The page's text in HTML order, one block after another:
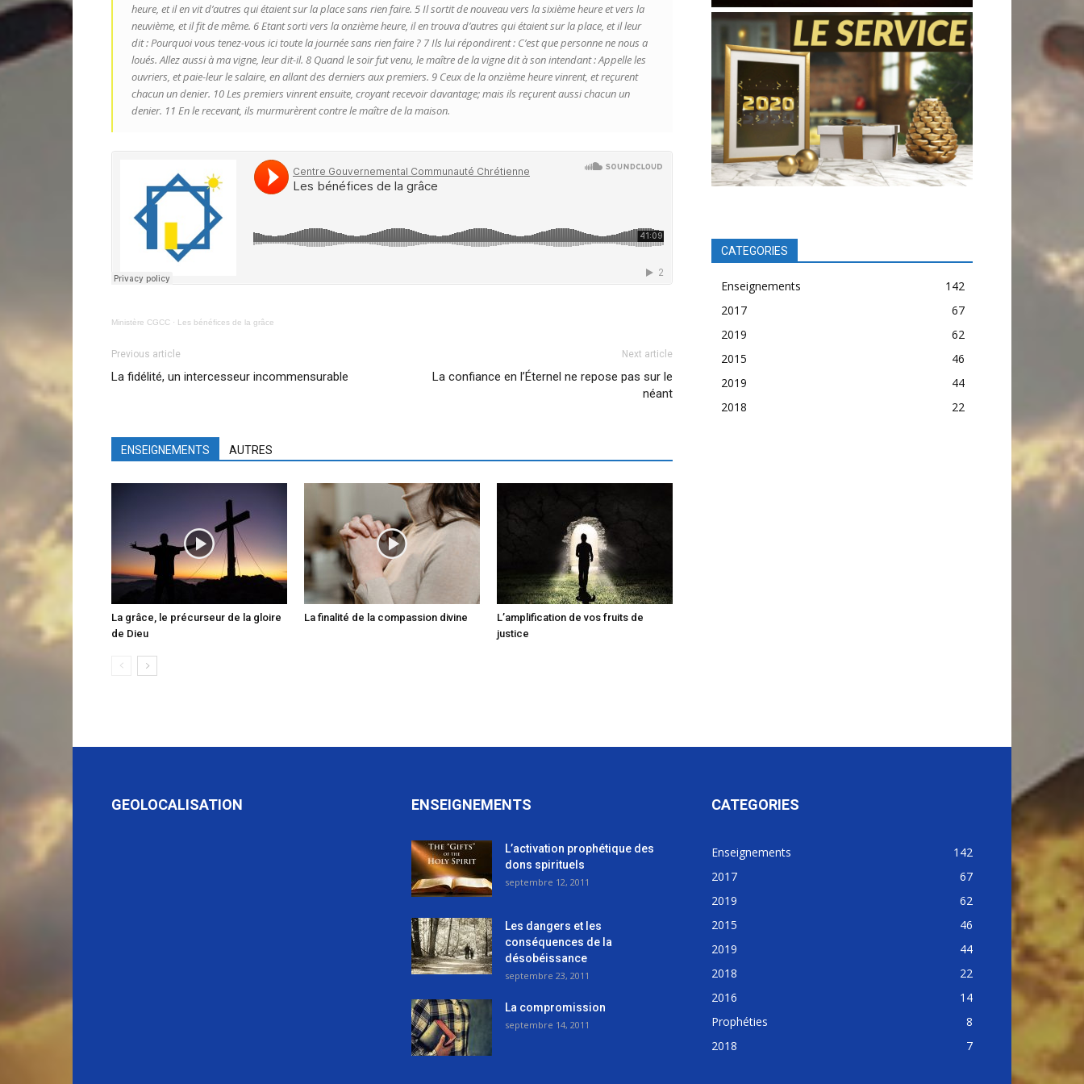
heure, et il en vit d’autres qui étaient sur la place sans rien faire. 5 Il sortit de nouveau vers la sixième heure et vers la
neuvième, et il fit de même. 6 Etant sorti vers la onzième heure, il en trouva d’autres qui étaient sur la place, et il leur
dit : Pourquoi vous tenez-vous ici toute la journée sans rien faire ? 7 Ils lui répondirent : C’est que personne ne nous a
loués. Allez aussi à ma vigne, leur dit-il. 8 Quand le soir fut venu, le maître de la vigne dit à son intendant : Appelle les
ouvriers, et paie-leur le salaire, en allant des derniers aux premiers. 9 Ceux de la onzième heure vinrent, et reçurent
chacun un denier. 10 Les premiers vinrent ensuite, croyant recevoir davantage; mais ils reçurent aussi chacun un
denier. 11 En le recevant, ils murmurèrent contre le maître de la maison.
Ministère CGCC · Les bénéfices de la grâce
Previous article
La fidélité, un intercesseur incommensurable
Next article
La confiance en l’Éternel ne repose pas sur le
néant
ENSEIGNEMENTS AUTRES
La grâce, le précurseur de la gloire
de Dieu
La finalité de la compassion divine
L’amplification de vos fruits de
justice
CATEGORIES
Enseignements
142
2017
67
2019
62
2015
46
2019
44
2018
22
GEOLOCALISATION ENSEIGNEMENTS
L’activation prophétique des
dons spirituels
septembre 12, 2011
Les dangers et les
conséquences de la
désobéissance
septembre 23, 2011
La compromission
septembre 14, 2011
CATEGORIES
Enseignements
142
2017
67
2019
62
2015
46
2019
44
2018
22
2016
14
Prophéties
8
2018
7